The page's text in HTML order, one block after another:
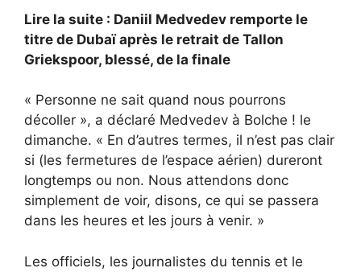
Lire la suite : Daniil Medvedev remporte le
titre de Dubaï après le retrait de Tallon
Griekspoor, blessé, de la finale
« Personne ne sait quand nous pourrons
décoller », a déclaré Medvedev à Bolche ! le
dimanche. « En d’autres termes, il n’est pas clair
si (les fermetures de l’espace aérien) dureront
longtemps ou non. Nous attendons donc
simplement de voir, disons, ce qui se passera
dans les heures et les jours à venir. »
Les officiels, les journalistes du tennis et le